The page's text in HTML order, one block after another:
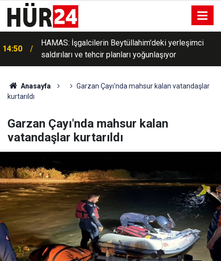
14:50
HAMAS: İşgalcilerin Beytüllahim'deki yerleşimci
saldırıları ve tehcir planları yoğunlaşıyor
Anasayfa
Garzan Çayı'nda mahsur kalan vatandaşlar
kurtarıldı
Garzan Çayı'nda mahsur kalan
vatandaşlar kurtarıldı